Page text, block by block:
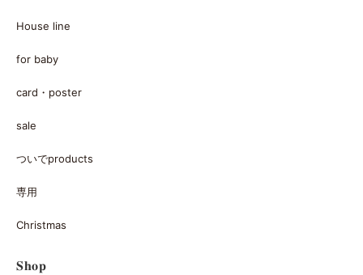
House line
for baby
card・poster
sale
ついでproducts
専用
Christmas
𝐒𝐡𝐨𝐩